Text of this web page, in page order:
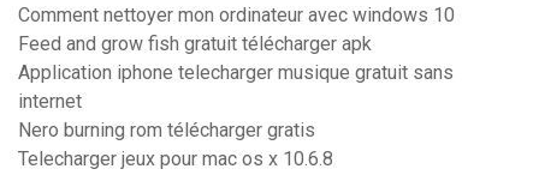
Comment nettoyer mon ordinateur avec windows 10
Feed and grow fish gratuit télécharger apk
Application iphone telecharger musique gratuit sans
internet
Nero burning rom télécharger gratis
Telecharger jeux pour mac os x 10.6.8